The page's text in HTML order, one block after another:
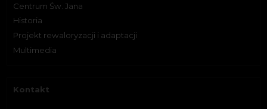
Centrum Św. Jana
Historia
Projekt rewaloryzacji i adaptacji
Multimedia
Kontakt